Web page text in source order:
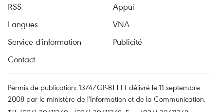
RSS
Appui
Langues
VNA
Service d'information
Publicité
Contact
Permis de publication: 1374/GP-BTTTT délivré le 11 septembre
2008 par le ministère de l'Information et de la Communication.